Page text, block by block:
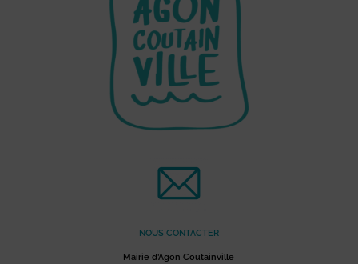
NOUS CONTACTER
Mairie d’Agon Coutainville